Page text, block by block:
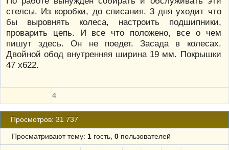
стелсы. Из коробки, до списания. 3 дня уходит что
бы выровнять колеса, настроить подшипники,
проварить цепь. И все что положено, все о чем
пишут здесь. Он не поедет. Засада в колесах.
Двойной обод внутренняя ширина 19 мм. Покрышки
47 х622.
4
Просмотров: 31 737
Просматривают тему: 1гость, 0пользователей